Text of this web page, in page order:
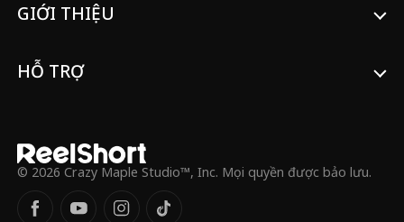
GIỚI THIỆU
HỖ TRỢ
© 2026 Crazy Maple Studio™, Inc. Mọi quyền được bảo lưu.